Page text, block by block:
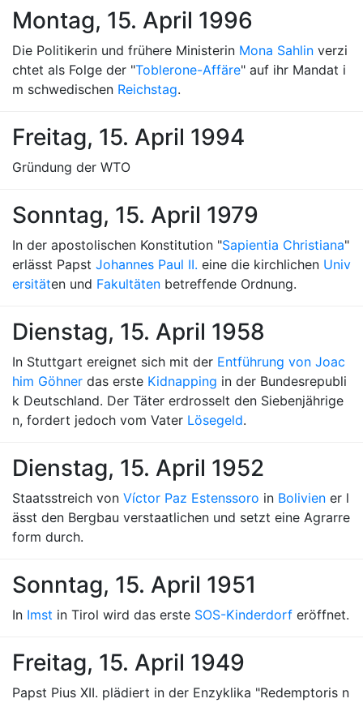
Montag, 15. April 1996
Die Politikerin und frühere Ministerin Mona Sahlin verzi
chtet als Folge der "Toblerone-Affäre" auf ihr Mandat i
m schwedischen Reichstag.
Freitag, 15. April 1994
Gründung der WTO
Sonntag, 15. April 1979
In der apostolischen Konstitution "Sapientia Christiana"
erlässt Papst Johannes Paul II. eine die kirchlichen Univ
ersitäten und Fakultäten betreffende Ordnung.
Dienstag, 15. April 1958
In Stuttgart ereignet sich mit der Entführung von Joac
him Göhner das erste Kidnapping in der Bundesrepubli
k Deutschland. Der Täter erdrosselt den Siebenjährige
n, fordert jedoch vom Vater Lösegeld.
Dienstag, 15. April 1952
Staatsstreich von Víctor Paz Estenssoro in Bolivien er l
ässt den Bergbau verstaatlichen und setzt eine Agrarre
form durch.
Sonntag, 15. April 1951
In Imst in Tirol wird das erste SOS-Kinderdorf eröffnet.
Freitag, 15. April 1949
Papst Pius XII. plädiert in der Enzyklika "Redemptoris n